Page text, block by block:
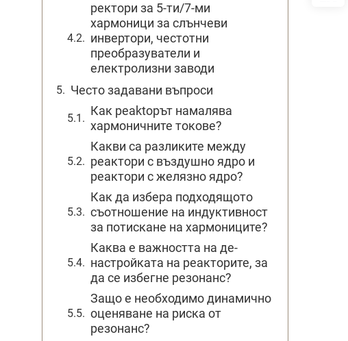
ректори за 5-ти/7-ми
хармоници за слънчеви
инвертори, честотни
преобразуватели и
електролизни заводи
Често задавани въпроси
Как реaktорът намалява
хармоничните токове?
Какви са разликите между
реактори с въздушно ядро и
реактори с желязно ядро?
Как да избера подходящото
съотношение на индуктивност
за потискане на хармониците?
Каква е важността на де-
настройката на реакторите, за
да се избегне резонанс?
Защо е необходимо динамично
оценяване на риска от
резонанс?